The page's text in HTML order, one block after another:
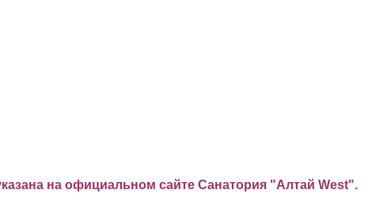
на официальном сайте Санатория "Алтай West".